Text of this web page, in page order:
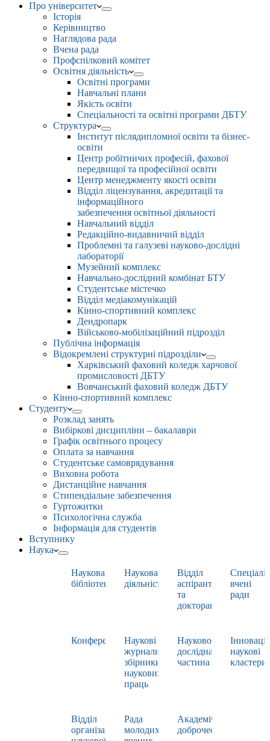
Про університет
Історія
Керівництво
Наглядова рада
Вчена рада
Профспілковий комітет
Освітня діяльність
Освітні програми
Навчальні плани
Якість освіти
Спеціальності та освітні програми ДБТУ
Структура
Інститут післядипломної освіти та бізнес-
освіти
Центр робітничих професій, фахової
передвищої та професійної освіти
Центр менеджменту якості освіти
Відділ ліцензування, акредитації та
інформаційного
забезпечення освітньої діяльності
Навчальний відділ
Редакційно-видавничий відділ
Проблемні та галузеві науково-дослідні
лабораторії
Музейний комплекс
Навчально-дослідний комбінат БТУ
Студентське містечко
Відділ медіакомунікацій
Кінно-спортивний комплекс
Дендропарк
Військово-мобілізаційний підрозділ
Публічна інформація
Відокремлені структурні підрозділи
Харківський фаховий коледж харчової
промисловості ДБТУ
Вовчанський фаховий коледж ДБТУ
Кінно-спортивний комплекс
Студенту
Розклад занять
Вибіркові дисципліни – бакалаври
Графік освітнього процесу
Оплата за навчання
Студентське самоврядування
Виховна робота
Дистанційне навчання
Стипендіальне забезпечення
Гуртожитки
Психологічна служба
Інформація для студентів
Вступнику
Наука
Наукова
бібліотека
Наукова
діяльність
Відділ
аспірантури
та
докторантури
вчені
ради
Конференції
Наукові
журнали,
збірники
наукових
праць
Науково-
дослідна
частина
наукові
кластери
Відділ
організації
Рада
молодих
Академічна
доброчесність